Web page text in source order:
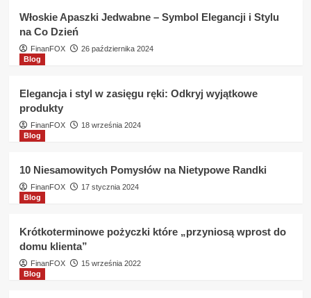
do
pracodawcy
?
Włoskie Apaszki Jedwabne – Symbol Elegancji i Stylu
na Co Dzień
FinanFOX
26 października 2024
Blog
Elegancja i styl w zasięgu ręki: Odkryj wyjątkowe
produkty
FinanFOX
18 września 2024
Blog
10 Niesamowitych Pomysłów na Nietypowe Randki
FinanFOX
17 stycznia 2024
Blog
Krótkoterminowe pożyczki które „przyniosą wprost do
domu klienta”
FinanFOX
15 września 2022
Blog